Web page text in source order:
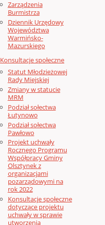
Zarządzenia
Burmistrza
Dziennik Urzędowy
Województwa
Warmińsko-
Mazurskiego
Konsultacje społeczne
Statut Młodzieżowej
Rady Miejskiej
Zmiany w statucie
MRM
Podział sołectwa
Łutynowo
Podział sołectwa
Pawłowo
Projekt uchwały
Rocznego Programu
Współpracy Gminy
Olsztynek z
organizacjami
pozarządowymi na
rok 2022
Konsultacje społeczne
dotyczące projektu
uchwały w sprawie
utworzenia